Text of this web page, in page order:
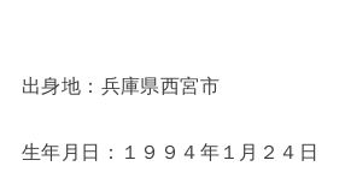
出身地：兵庫県西宮市
生年月日：１９９４年１月２４日